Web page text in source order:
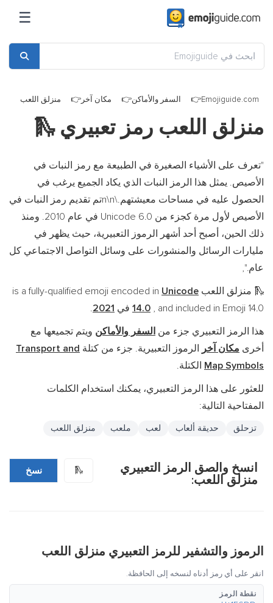
☰
Emojiguide.com السفر والأماكن مكان آخر منزلق اللعب
منزلق اللعب رمز تعبيري🛝
"تعرف على الأشياء الصغيرة في الطبيعة مع رمز النبات في
الأصيص. يمثل هذا الرمز النبات الذي يكاد الجميع يرغب في
الحصول عليه في مساحات معيشتهم.\n\n
تم تقديم رمز النبات في
الأصيص لأول مرة كجزء من Unicode 6.0 في عام 2010. ومنذ
ذلك الحين، أصبح أحد أشهر الرموز التعبيرية، حيث يظهر في
مليارات الرسائل والمنشورات على وسائل التواصل الاجتماعي كل
عام.",
🛝 منزلق اللعب is a fully-qualified emoji encoded in Unicode
14.0 , and included in Emoji 14.0 في 2021
.
هذا الرمز التعبيري جزء من السفر والأماكن ويتم تجميعها مع
أخرى مكان آخر الرموز التعبيرية. جزء من كتلة Transport and
Map Symbols الكتلة.
للعثور على هذا الرمز التعبيري، يمكنك استخدام الكلمات
المفتاحية التالية:
تزحلق حديقة ألعاب لعب ملعب منزلق اللعب
انسخ والصق الرمز التعبيري
منزلق اللعب:
🛝 نسخ
الرموز والتشفير للرمز التعبيري منزلق اللعب
انقر على أي رمز أدناه لنسخه إلى الحافظة.
نقطة الرمز